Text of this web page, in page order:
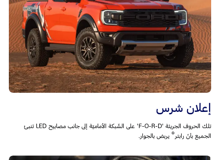
إعلان شرس
تلك الحروف الجريئة 'F-O-R-D' على الشّبكة الأماميّة إلى جانب مصابيح LED تنبئ
الجميع بأنّ رابتر ®يربض بالجوار.